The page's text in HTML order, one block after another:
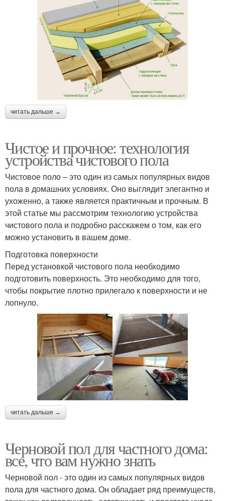
читать дальше →
Чистое и прочное: технология
устройства чистового пола
Чистовое поло – это один из самых популярных видов
пола в домашних условиях. Оно выглядит элегантно и
ухоженно, а также является практичным и прочным. В
этой статье мы рассмотрим технологию устройства
чистового пола и подробно расскажем о том, как его
можно установить в вашем доме.
Подготовка поверхности
Перед установкой чистового пола необходимо
подготовить поверхность. Это необходимо для того,
чтобы покрытие плотно прилегало к поверхности и не
лопнуло.
читать дальше →
Черновой пол для частного дома:
все, что вам нужно знать
Черновой пол - это один из самых популярных видов
пола для частного дома. Он обладает ряд преимуществ,